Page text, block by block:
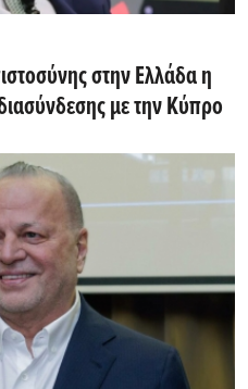
στην Ελλάδα η
με την Κύπρο